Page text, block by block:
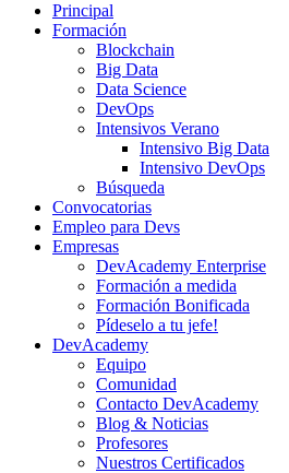
Principal
Formación
Blockchain
Big Data
Data Science
DevOps
Intensivos Verano
Intensivo Big Data
Intensivo DevOps
Búsqueda
Convocatorias
Empleo para Devs
Empresas
DevAcademy Enterprise
Formación a medida
Formación Bonificada
Pídeselo a tu jefe!
DevAcademy
Equipo
Comunidad
Contacto DevAcademy
Blog & Noticias
Profesores
Nuestros Certificados